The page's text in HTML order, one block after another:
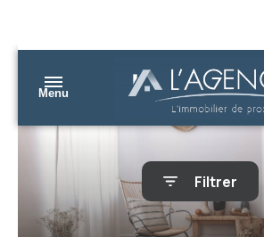
Menu
nos
biens
nos
L’AGENCE
Filtrer